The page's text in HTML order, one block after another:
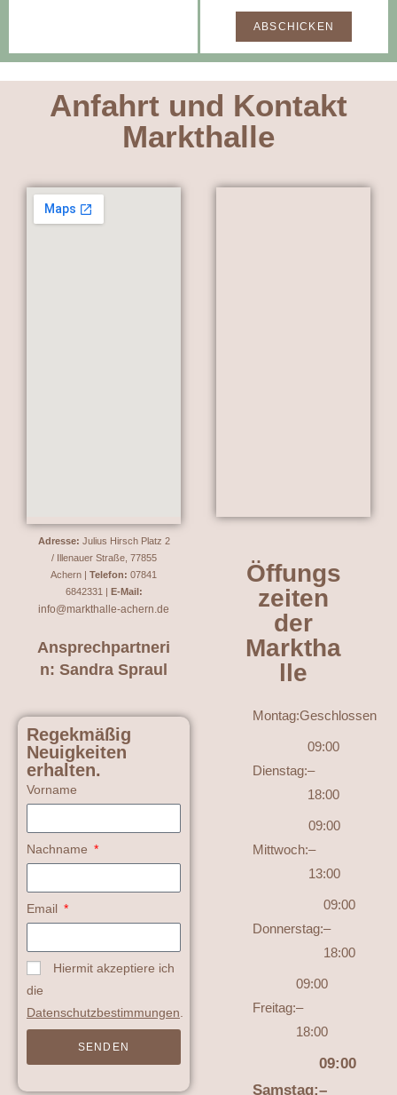
ABSCHICKEN
Anfahrt und Kontakt
Markthalle
Öffungs
zeiten
der
Marktha
lle
Montag:Geschlossen
Dienstag:
09:00
–
18:00
Mittwoch:
09:00
–
13:00
Donnerstag:
09:00
–
18:00
Freitag:
09:00
–
18:00
Samstag:
09:00
–
Adresse: Julius Hirsch Platz 2
/ Illenauer Straße, 77855
Achern | Telefon: 07841
6842331 | E-Mail:
info@markthalle-achern.de
Ansprechpartneri
n: Sandra Spraul
Regekmäßig
Neuigkeiten
erhalten.
Vorname
Nachname
Email
Hiermit akzeptiere ich
die
Datenschutzbestimmungen
SENDEN